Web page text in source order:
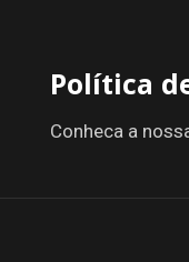
Política
Conheca a